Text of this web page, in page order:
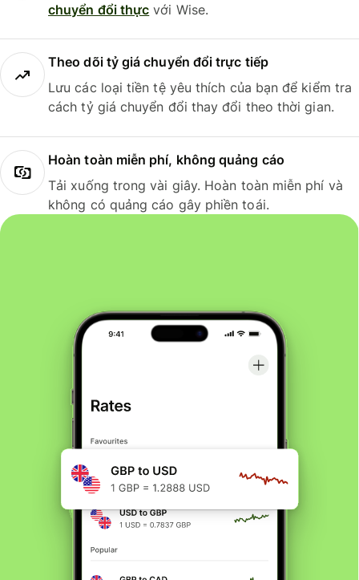
chuyển đổi thực với Wise.
Theo dõi tỷ giá chuyển đổi trực tiếp
Lưu các loại tiền tệ yêu thích của bạn để kiểm tra
cách tỷ giá chuyển đổi thay đổi theo thời gian.
Hoàn toàn miễn phí, không quảng cáo
Tải xuống trong vài giây. Hoàn toàn miễn phí và
không có quảng cáo gây phiền toái.